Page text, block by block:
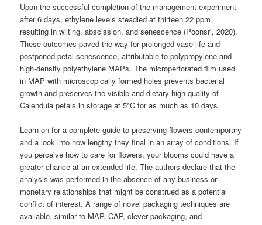
Upon the successful completion of the management experiment
after 6 days, ethylene levels steadied at thirteen.22 ppm,
resulting in wilting, abscission, and senescence (Poonsri, 2020).
These outcomes paved the way for prolonged vase life and
postponed petal senescence, attributable to polypropylene and
high-density polyethylene MAPs. The microperforated film used
in MAP with microscopically formed holes prevents bacterial
growth and preserves the visible and dietary high quality of
Calendula petals in storage at 5°C for as much as 10 days.
Learn on for a complete guide to preserving flowers contemporary
and a look into how lengthy they final in an array of conditions. If
you perceive how to care for flowers, your blooms could have a
greater chance at an extended life. The authors declare that the
analysis was performed in the absence of any business or
monetary relationships that might be construed as a potential
conflict of interest. A range of novel packaging techniques are
available, similar to MAP, CAP, clever packaging, and